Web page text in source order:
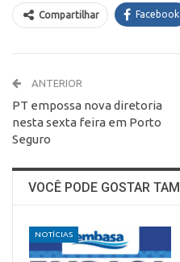
Compartilhar Facebook
ANTERIOR
PT empossa nova diretoria
nesta sexta feira em Porto
Seguro
VOCÊ PODE GOSTAR
NOTÍCIAS